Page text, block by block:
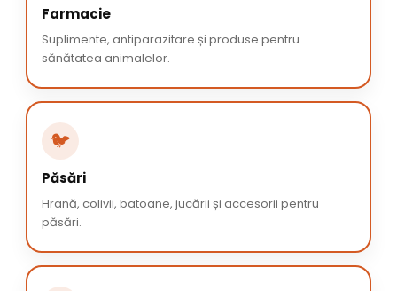
Farmacie
Suplimente, antiparazitare și produse pentru
sănătatea animalelor.
🐦
Păsări
Hrană, colivii, batoane, jucării și accesorii pentru
păsări.